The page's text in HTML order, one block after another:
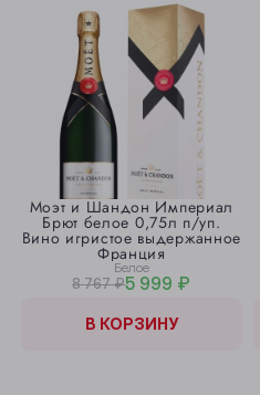
Моэт и Шандон Империал
Брют белое 0,75л п/уп.
Вино игристое выдержанное
Франция
Белое
8 767 ₽5 999 ₽
В КОРЗИНУ